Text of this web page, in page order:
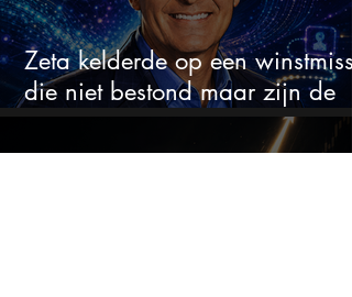
Zeta kelderde op een
die niet bestond maar zijn de
aandelen koopwaardig?